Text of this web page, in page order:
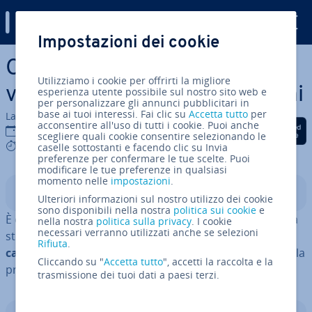
Vai al contenuto prin­ci­pa­le
Come calcolare il prezzo di
vendita? Tutte le in­for­ma­zio­ni
La redazione di IONOS
30 apr 2025
9 mins
Condividi via Facebook
Condividi via Twitter
Condividi via
Indice
È opportuno calcolare il prezzo di vendita già durante la
stesura delbusiness plan. Alla base ci deve essere un
calcolo pulito
in cui si determina il prezzo perfetto per la
propria offerta in base a de­ter­mi­na­ti fattori.
Impostazioni dei cookie
Utilizziamo i cookie per offrirti la migliore
esperienza utente possibile sul nostro sito web e
per personalizzare gli annunci pubblicitari in
base ai tuoi interessi. Fai clic suAccetta tutto per
acconsentire all'uso di tutti i cookie. Puoi anche
scegliere quali cookie consentire selezionando le
caselle sottostanti e facendo clic su Invia
preferenze per confermare le tue scelte. Puoi
modificare le tue preferenze in qualsiasi
momento nelle impostazioni.
Ulteriori informazioni sul nostro utilizzo dei cookie
sono disponibili nella nostra politica sui cookie e
nella nostra politica sulla privacy. I cookie
necessari verranno utilizzati anche se selezioni
Rifiuta.
Cliccando su "Accetta tutto", accetti la raccolta e la
trasmissione dei tuoi dati a paesi terzi.